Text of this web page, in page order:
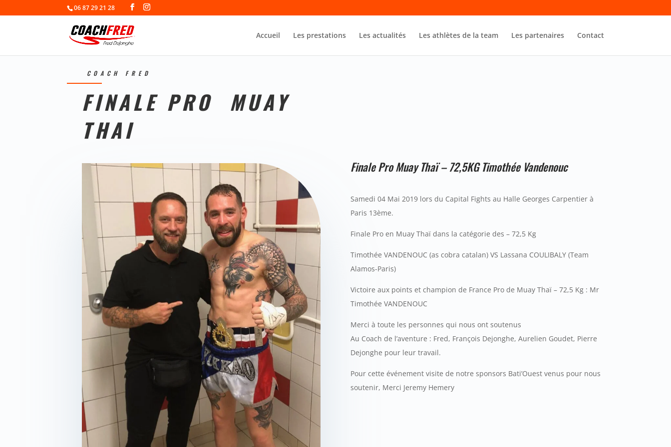
06 87 29 21 28
Accueil Les prestations Les actualités Les athlètes de la team Les partenaires Contact
COACH FRED
FINALE PRO MUAY
THAI
Finale Pro Muay Thaï – 72,5KG Timothée Vandenouc
Samedi 04 Mai 2019 lors du Capital Fights au Halle Georges Carpentier à
Paris 13ème.
Finale Pro en Muay Thaï dans la catégorie des – 72,5 Kg
Timothée VANDENOUC (as cobra catalan) VS Lassana COULIBALY (Team
Alamos-Paris)
Victoire aux points et champion de France Pro de Muay Thaï – 72,5 Kg : Mr
Timothée VANDENOUC
Merci à toute les personnes qui nous ont soutenus
Au Coach de l’aventure : Fred, François Dejonghe, Aurelien Goudet, Pierre
Dejonghe pour leur travail.
Pour cette événement visite de notre sponsors Bati’Ouest venus pour nous
soutenir, Merci Jeremy Hemery